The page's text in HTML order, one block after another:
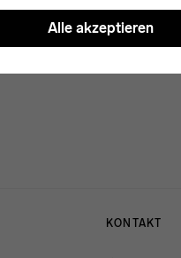
Alle akzeptieren
KONTAKT